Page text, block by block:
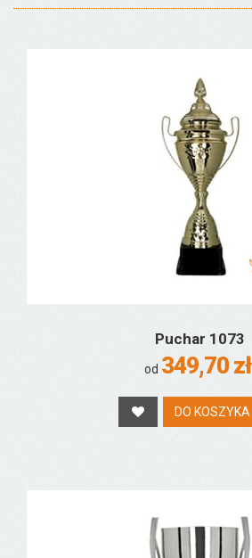
Puchar 1073
od 349,70 zł
DO KOSZYKA